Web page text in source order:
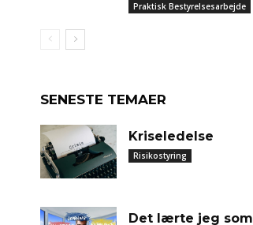
Praktisk Bestyrelsesarbejde
SENESTE TEMAER
Kriseledelse
Risikostyring
Det lærte jeg som